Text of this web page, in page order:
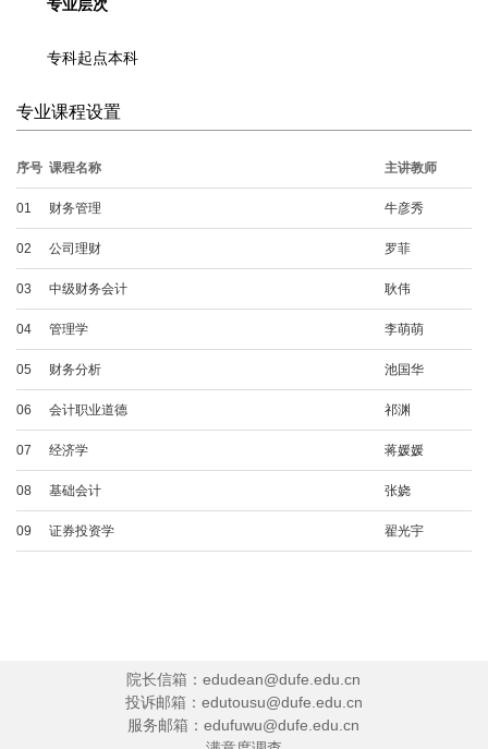
人力资源管理（本科二学历）
市场营销（本科二学历）
信息管理与信息系统
信息管理与信息系统（本科二
学历）
行政管理
行政管理（本科二学历）
专业层次
专科起点本科
专业课程设置
序号 课程名称 主讲教师
01 财务管理 牛彦秀
02 公司理财 罗菲
03 中级财务会计 耿伟
04 管理学 李萌萌
05 财务分析 池国华
06 会计职业道德 祁渊
07 经济学 蒋媛媛
08 基础会计 张娆
09 证券投资学 翟光宇
院长信箱：edudean@dufe.edu.cn
投诉邮箱：edutousu@dufe.edu.cn
服务邮箱：edufuwu@dufe.edu.cn